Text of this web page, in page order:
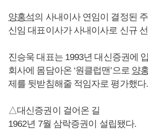
양홍석의 사내이사 연임이 결정된
신임 대표이사가 사내이사로 신규
진승욱 대표는 1993년 대신증권에
회사에 몸담아온 ‘원클럽맨’으로 양
제를 뒷받침해줄 적임자로 평가했다.
△대신증권이 걸어온 길
1962년 7월 삼락증권이 설립됐다.